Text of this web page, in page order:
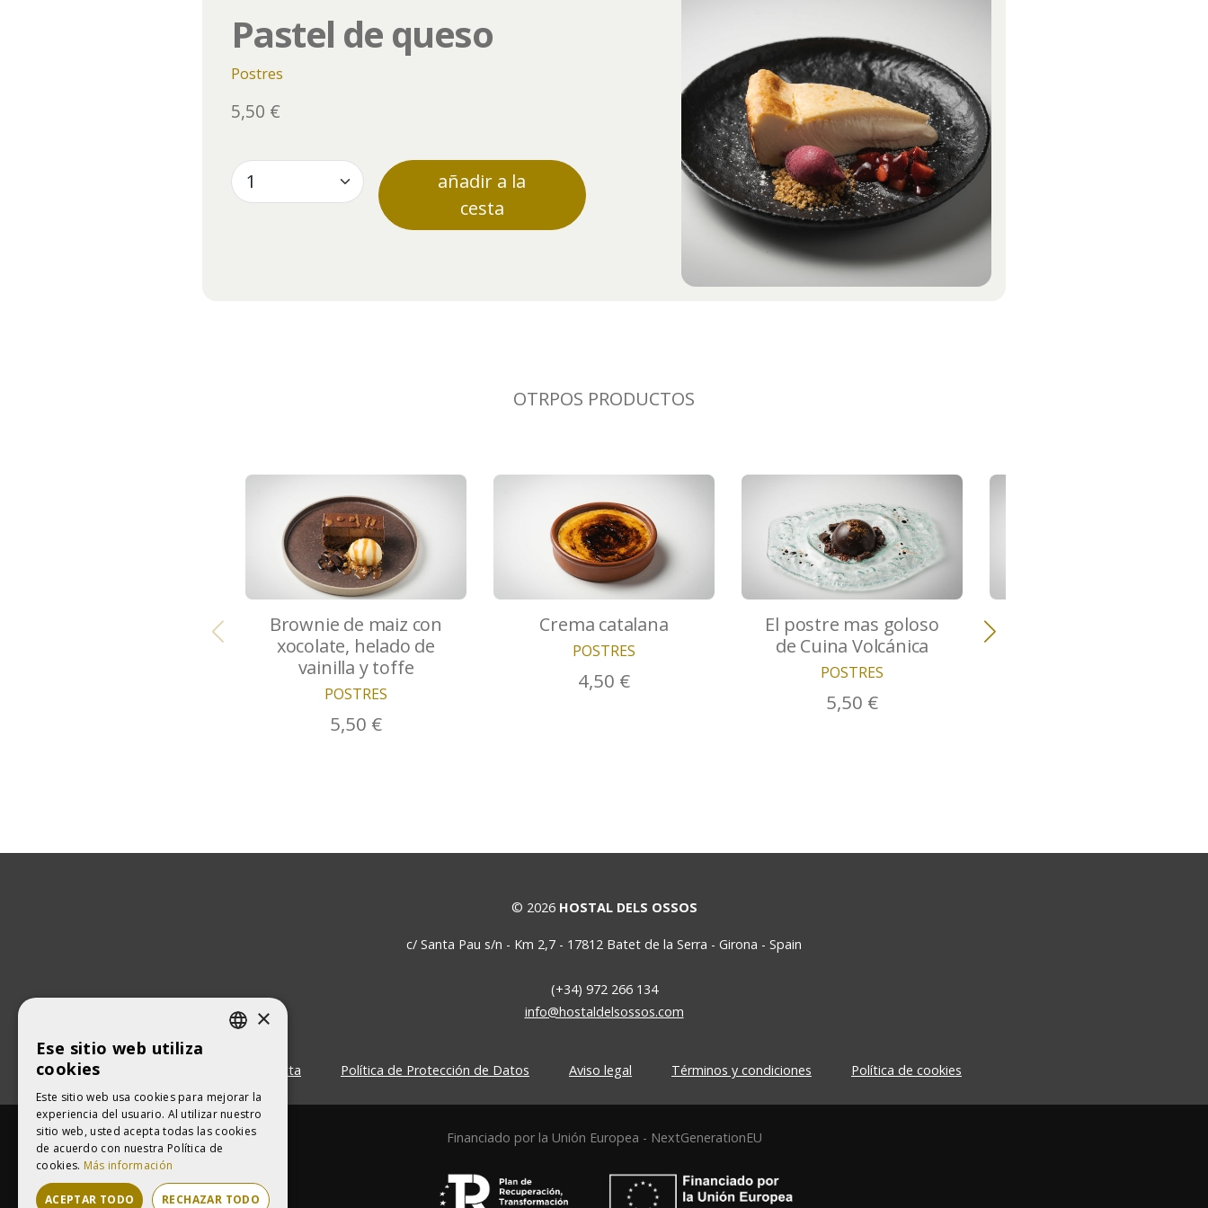
Pastel de queso
Postres
5,50 €
añadir a la
cesta
OTRPOS PRODUCTOS
Brownie de maiz con
xocolate, helado de
vainilla y toffe
POSTRES
5,50 €
Crema catalana
POSTRES
4,50 €
El postre mas goloso
de Cuina Volcánica
POSTRES
5,50 €
© 2026 HOSTAL DELS OSSOS
c/ Santa Pau s/n - Km 2,7 - 17812 Batet de la Serra - Girona - Spain
(+34) 972 266 134
info@hostaldelsossos.com
Contacta Política de Protección de Datos Aviso legal Términos y condiciones Política de cookies
Financiado por la Unión Europea - NextGenerationEU
×
Ese sitio web utiliza
cookies
Este sitio web usa cookies para mejorar la
experiencia del usuario. Al utilizar nuestro
sitio web, usted acepta todas las cookies
de acuerdo con nuestra Política de
cookies. Más información
ACEPTAR TODO RECHAZAR TODO